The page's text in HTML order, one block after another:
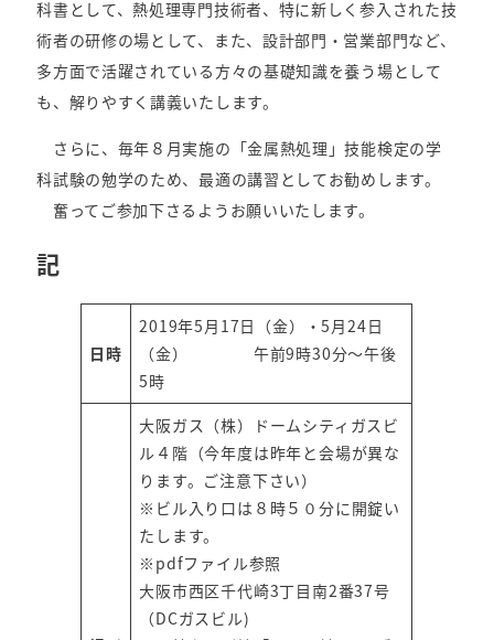
科書として、熱処理専門技術者、特に新しく参入された技
術者の研修の場として、また、設計部門・営業部門など、
多方面で活躍されている方々の基礎知識を養う場として
も、解りやすく講義いたします。
さらに、毎年８月実施の「金属熱処理」技能検定の学
科試験の勉学のため、最適の講習としてお勧めします。
奮ってご参加下さるようお願いいたします。
記
日時
2019年5月17日（金）・5月24日
（金） 午前9時30分～午後
5時
大阪ガス（株）ドームシティガスビ
ル４階（今年度は昨年と会場が異な
ります。ご注意下さい）
※ビル入り口は８時５０分に開錠い
たします。
※ pdfファイル参照
大阪市西区千代崎3丁目南2番37号
（DCガスビル)